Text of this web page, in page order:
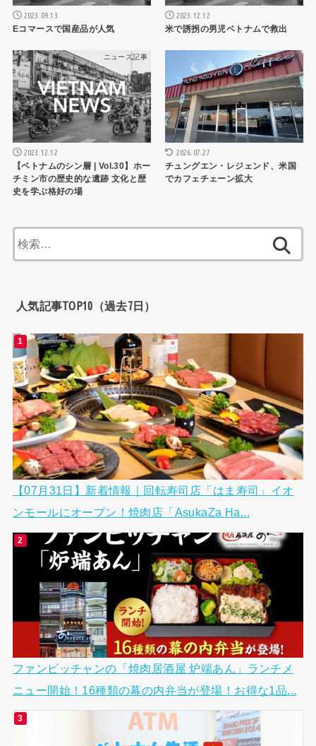
2023.09.13
Eコマースで国産品が人気
2023.12.12
米で誘拐の男児ベトナムで救出
ニュース記事
2023.12.12
【ベトナムのシン層 | Vol.30】ホー
チミン市の歴史的な遺跡 文化と歴
史を学ぶ格好の場
ニュース記事
2026.07.27
チュングエン・レジェンド、米国
でカフェチェーン拡大
索:
人気記事TOP10（過去7日）
【07月31日】新着情報｜回転寿司店「はま寿司」イオ
ンモールにオープン！焼肉店「AsukaZa Ha...
ファンビッチャンの「焼肉居酒屋 炉端あん」ランチメ
ニュー開始！16種類の幕の内弁当が登場！お得な1品...